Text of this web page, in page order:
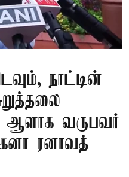
நாட்டின்
ஆளாக வருபவர்
ரனாவத்